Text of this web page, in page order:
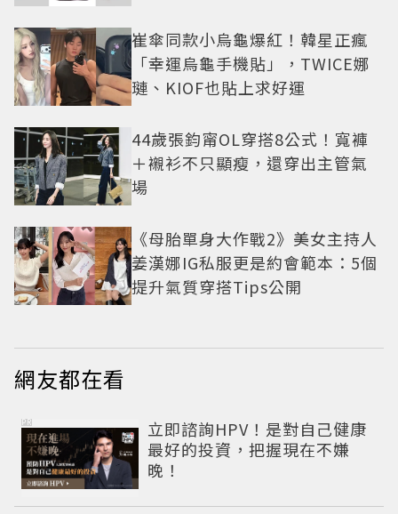
崔傘同款小烏龜爆紅！韓星正瘋
「幸運烏龜手機貼」，TWICE娜
璉、KIOF也貼上求好運
44歲張鈞甯OL穿搭8公式！寬褲
＋襯衫不只顯瘦，還穿出主管氣
場
《母胎單身大作戰2》美女主持人
姜漢娜IG私服更是約會範本：5個
提升氣質穿搭Tips公開
網友都在看
立即諮詢HPV！是對自己健康
最好的投資，把握現在不嫌
晚！
PR